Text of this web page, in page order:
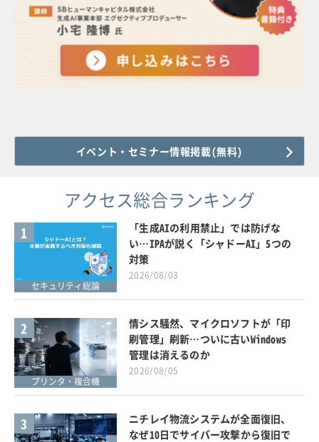
イベント・セミナー情報掲載(無料)
アクセス総合ランキング
1
セキュリティ総論
「生成AIの利用禁止」では防げな
い…IPAが説く「シャドーAI」5つの
対策
2026/08/03
2
プリンタ・複合機
情シス騒然、マイクロソフトが「印
刷管理」刷新…ついに古いWindows
管理は消えるのか
2026/08/05
3
ニチレイ物流システムが全面復旧、
なぜ10日でサイバー攻撃から復旧で